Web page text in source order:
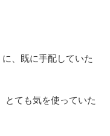
、既に手配していた
とても気を使っていた